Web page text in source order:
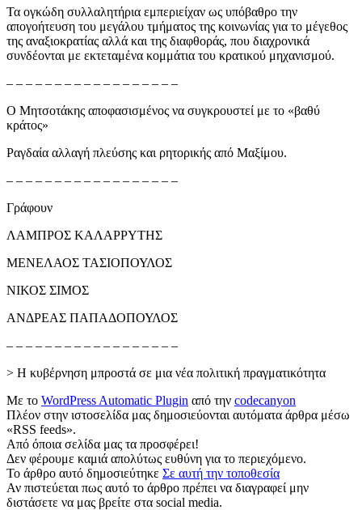
Τα ογκώδη συλλαλητήρια εμπεριείχαν ως υπόβαθρο την
απογοήτευση του μεγάλου τμήματος της κοινωνίας για το μέγεθος
της αναξιοκρατίας αλλά και της διαφθοράς, που διαχρονικά
συνδέονται με εκτεταμένα κομμάτια του κρατικού μηχανισμού.
– – – – – – – – – – – – – – – – – –
Ο Μητσοτάκης αποφασισμένος να συγκρουστεί με το «βαθύ
κράτος»
Ραγδαία αλλαγή πλεύσης και ρητορικής από Μαξίμου.
– – – – – – – – – – – – – – – – – –
Γράφουν
ΛΑΜΠΡΟΣ ΚΑΛΑΡΡΥΤΗΣ
ΜΕΝΕΛΑΟΣ ΤΑΣΙΟΠΟΥΛΟΣ
ΝΙΚΟΣ ΣΙΜΟΣ
ΑΝΔΡΕΑΣ ΠΑΠΑΔΟΠΟΥΛΟΣ
– – – – – – – – – – – – – – – – – –
> Η κυβέρνηση μπροστά σε μια νέα πολιτική πραγματικότητα
Με το WordPress Automatic Plugin από την codecanyon
Πλέον στην ιστοσελίδα μας δημοσιεύονται αυτόματα άρθρα μέσω
«RSS feeds».
Από όποια σελίδα μας τα προσφέρει!
Δεν φέρουμε καμιά απολύτως ευθύνη για το περιεχόμενο.
Το άρθρο αυτό δημοσιεύτηκε Σε αυτή την τοποθεσία
Αν πιστεύεται πως αυτό το άρθρο πρέπει να διαγραφεί μην
διστάσετε να μας βρείτε στα social media.